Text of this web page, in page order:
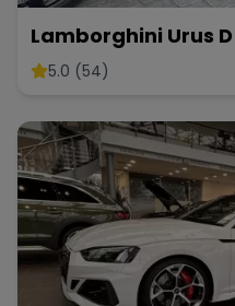
Lamborghini Urus D
5.0 (54)